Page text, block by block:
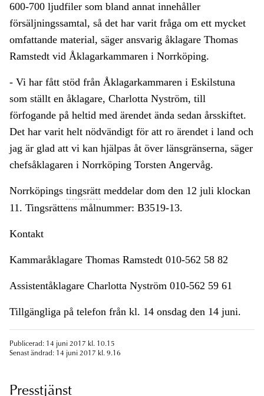
600-700 ljudfiler som bland annat innehåller
försäljningssamtal, så det har varit fråga om ett mycket
omfattande material, säger ansvarig åklagare Thomas
Ramstedt vid Åklagarkammaren i Norrköping.
- Vi har fått stöd från Åklagarkammaren i Eskilstuna
som ställt en åklagare, Charlotta Nyström, till
förfogande på heltid med ärendet ända sedan årsskiftet.
Det har varit helt nödvändigt för att ro ärendet i land och
jag är glad att vi kan hjälpas åt över länsgränserna, säger
chefsåklagaren i Norrköping Torsten Angervåg.
Norrköpings tingsrätt meddelar dom den 12 juli klockan
11. Tingsrättens målnummer: B3519-13.
Kontakt
Kammaråklagare Thomas Ramstedt 010-562 58 82
Assistentåklagare Charlotta Nyström 010-562 59 61
Tillgängliga på telefon från kl. 14 onsdag den 14 juni.
Publicerad: 14 juni 2017 kl. 10.15
Senast ändrad: 14 juni 2017 kl. 9.16
Presstjänst